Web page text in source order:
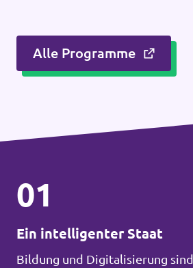
Alle Programme
01
Ein intelligenter Staat
Bildung und Digitalisierung sind